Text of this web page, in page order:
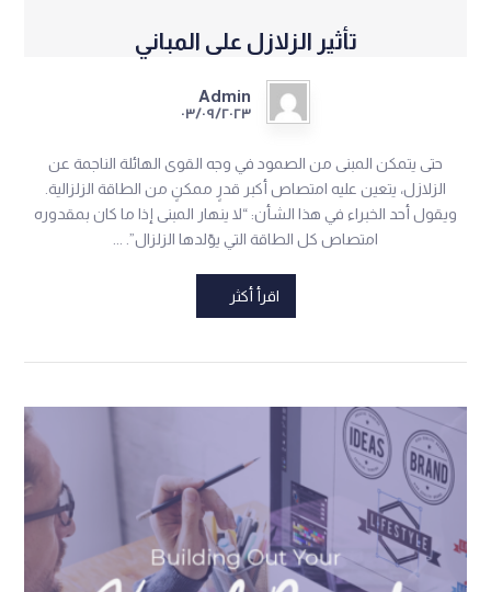
تأثير الزلازل على المباني
Admin
٠٣/٠٩/٢٠٢٣
حتى يتمكن المبنى من الصمود في وجه القوى الهائلة الناجمة عن
الزلازل، يتعين عليه امتصاص أكبر قدرٍ ممكنٍ من الطاقة الزلزالية.
ويقول أحد الخبراء في هذا الشأن: “لا ينهار المبنى إذا ما كان بمقدوره
امتصاص كل الطاقة التي يوّلدها الزلزال”. ...
اقرأ أكثر